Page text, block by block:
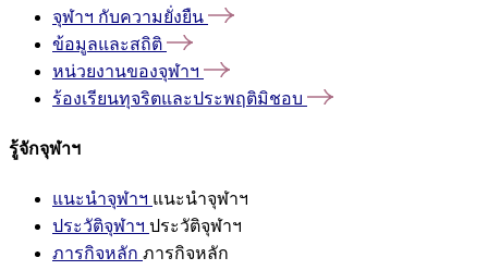
จุฬาฯ กับความยั่งยืน
ข้อมูลและสถิติ
หน่วยงานของจุฬาฯ
ร้องเรียนทุจริตและประพฤติมิชอบ
รู้จักจุฬาฯ
แนะนำจุฬาฯ แนะนำจุฬาฯ
ประวัติจุฬาฯ ประวัติจุฬาฯ
ภารกิจหลัก ภารกิจหลัก